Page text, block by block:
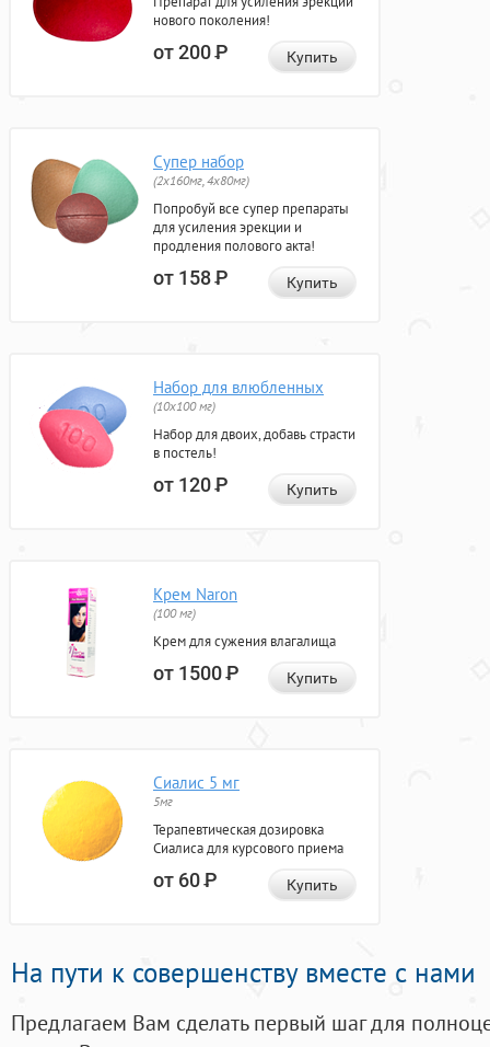
нового поколения!
от 200Р Купить
Супер набор
(2х160мг, 4х80мг)
Попробуй все супер препараты
для усиления эрекции и
продления полового акта!
от 158Р Купить
Набор для влюбленных
(10х100 мг)
Набор для двоих, добавь страсти
в постель!
от 120Р Купить
Крем Naron
(100 мг)
Крем для сужения влагалища
от 1500Р Купить
Сиалис 5 мг
5мг
Терапевтическая дозировка
Сиалиса для курсового приема
от 60Р Купить
На пути к совершенству вместе с нами
Предлагаем Вам сделать первый шаг для